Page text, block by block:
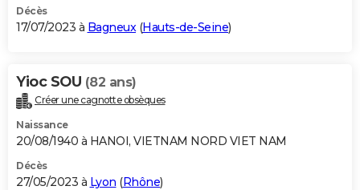
Décès
17/07/2023 à Bagneux(Hauts-de-Seine)
Yioc SOU (82 ans)
Créer une cagnotte obsèques
Naissance
20/08/1940 à HANOI, VIETNAM NORD VIET NAM
Décès
27/05/2023 à Lyon (Rhône)